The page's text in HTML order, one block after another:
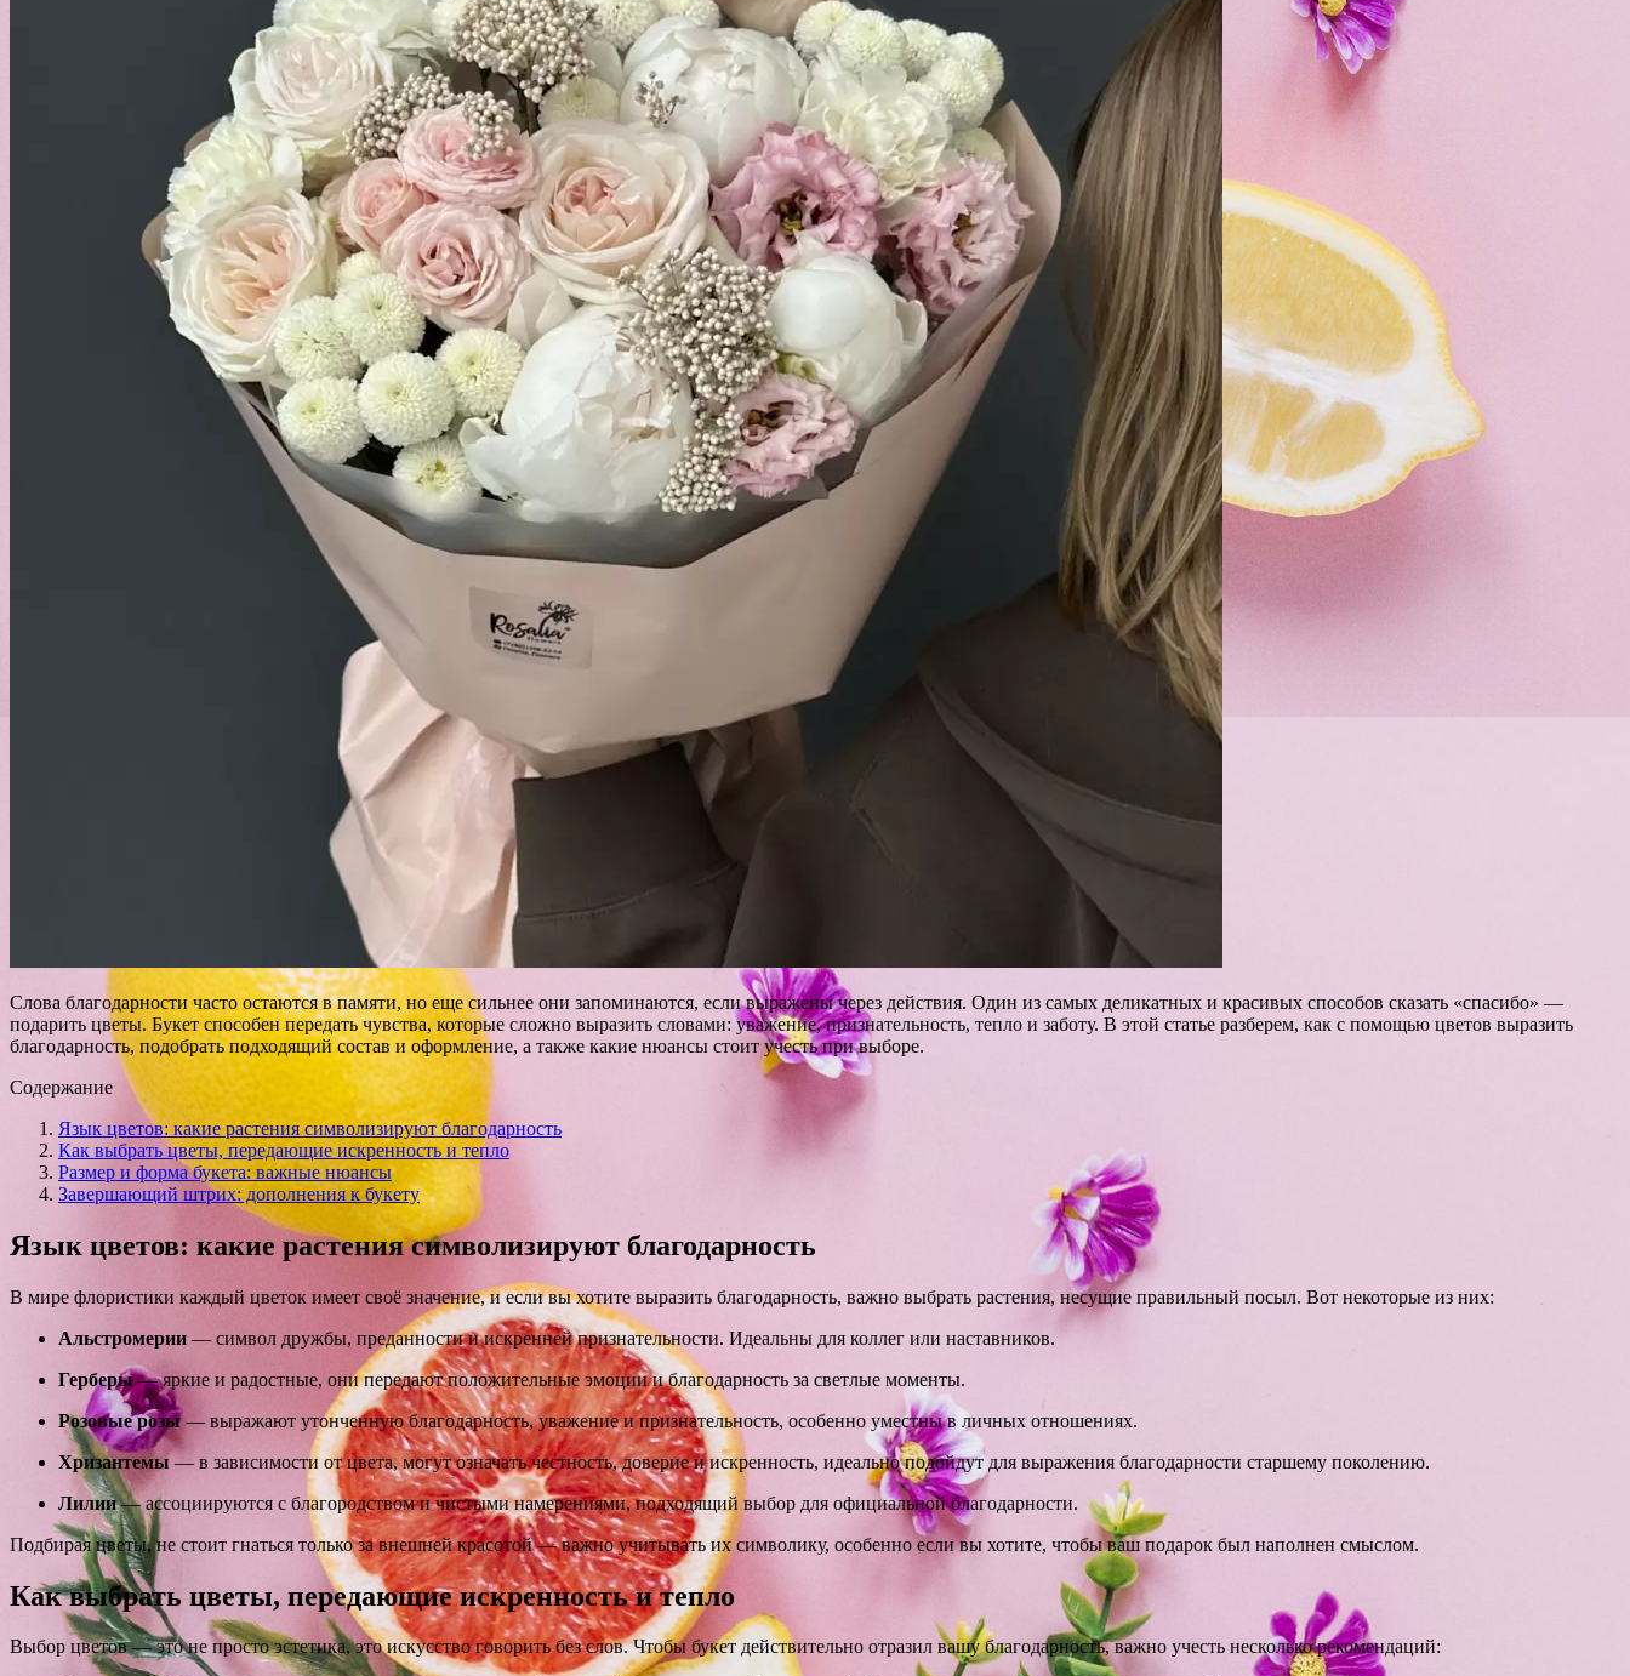
Слова благодарности часто остаются в памяти, но еще сильнее они запоминаются, если выражены через действия. Один из самых деликатных и красивых способов сказать «спасибо» —
подарить цветы. Букет способен передать чувства, которые сложно выразить словами: уважение, признательность, тепло и заботу. В этой статье разберем, как с помощью цветов выразить
благодарность, подобрать подходящий состав и оформление, а также какие нюансы стоит учесть при выборе.
Содержание
Язык цветов: какие растения символизируют благодарность
Как выбрать цветы, передающие искренность и тепло
Размер и форма букета: важные нюансы
Завершающий штрих: дополнения к букету
Язык цветов: какие растения символизируют благодарность
В мире флористики каждый цветок имеет своё значение, и если вы хотите выразить благодарность, важно выбрать растения, несущие правильный посыл. Вот некоторые из них:
Альстромерии — символ дружбы, преданности и искренней признательности. Идеальны для коллег или наставников.
Герберы— яркие и радостные, они передают положительные эмоции и благодарность за светлые моменты.
Розовые розы— выражают утонченную благодарность, уважение и признательность, особенно уместны в личных отношениях.
Хризантемы — в зависимости от цвета, могут означать честность, доверие и искренность, идеально подойдут для выражения благодарности старшему поколению.
Лилии— ассоциируются с благородством и чистыми намерениями, подходящий выбор для официальной благодарности.
Подбирая цветы, не стоит гнаться только за внешней красотой — важно учитывать их символику, особенно если вы хотите, чтобы ваш подарок был наполнен смыслом.
Как выбрать цветы, передающие искренность и тепло
Выбор цветов — это не просто эстетика, это искусство говорить без слов. Чтобы букет действительно отразил вашу благодарность, важно учесть несколько рекомендаций: